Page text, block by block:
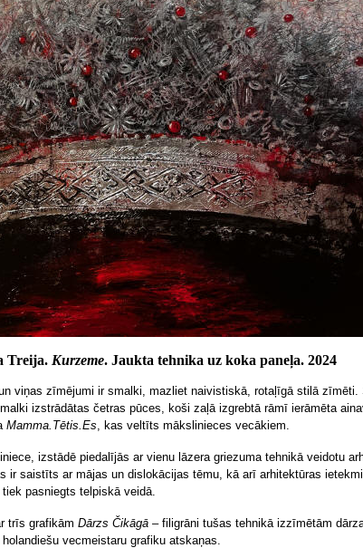
Treija. Kurzeme. Jaukta tehnika uz koka paneļa. 2024
viņas zīmējumi ir smalki, mazliet naivistiskā, rotaļīgā stilā zīmēti.
izstrādātas četras pūces, koši zaļā izgrebtā rāmī ierāmēta
Mamma.Tētis.Es, kas veltīts mākslinieces vecākiem.
izstādē piedalījās ar vienu lāzera griezuma tehnikā veidotu
ir saistīts ar mājas un dislokācijas tēmu, kā arī arhitektūras
pasniegts telpiskā veidā.
trīs grafikām Dārzs Čikāgā – filigrāni tušas tehnikā izzīmētām
vecmeistaru grafiku atskaņas.